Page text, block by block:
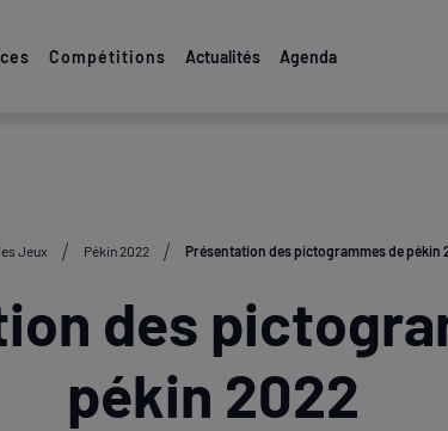
Compétitions Actualités Agenda
Jeux Pékin 2022 Présentation des pictogrammes de pékin
des
pékin 2022